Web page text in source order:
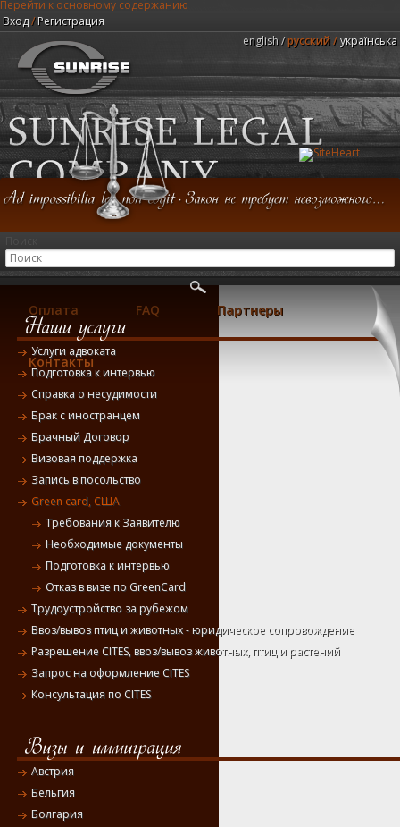
Перейти к основному содержанию
Вход/ Регистрация
english русский українська
Юридическая компания "Центр Санрайз"
Главная
Оплата FAQ Партнеры
Контакты
Услуги адвоката
Подготовка к интервью
Справка о несудимости
Брак с иностранцем
Брачный Договор
Визовая поддержка
Запись в посольство
Green card, США
Требования к Заявителю
Необходимые документы
Подготовка к интервью
Отказ в визе по GreenCard
Трудоустройство за рубежом
Ввоз/вывоз птиц и животных - юридическое сопровождение
Разрешение CITES, ввоз/вывоз животных, птиц и растений
Запрос на оформление CITES
Консультация по CITES
Австрия
Бельгия
Болгария